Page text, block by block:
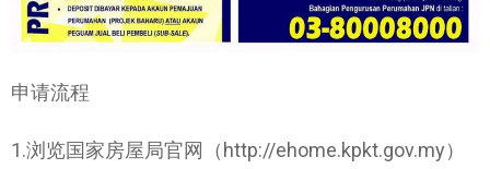
申请流程
1.浏览国家房屋局官网（http://ehome.kpkt.gov.my）